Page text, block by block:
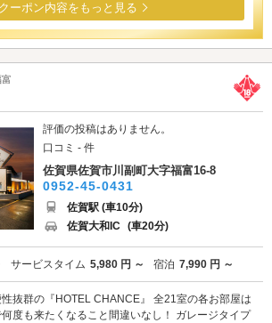
クーポン内容をもっと見る
評価の投稿はありません。
口コミ - 件
佐賀県佐賀市川副町大字福富16-8
0952-45-0431
佐賀駅 (車10分)
佐賀大和IC (車20分)
サービスタイム 5,980 円 ～ 宿泊 7,990 円 ～
抜群の『HOTEL CHANCE』 全21室の各お部屋は
度も来たくなること間違いなし！ ガレージタイプ